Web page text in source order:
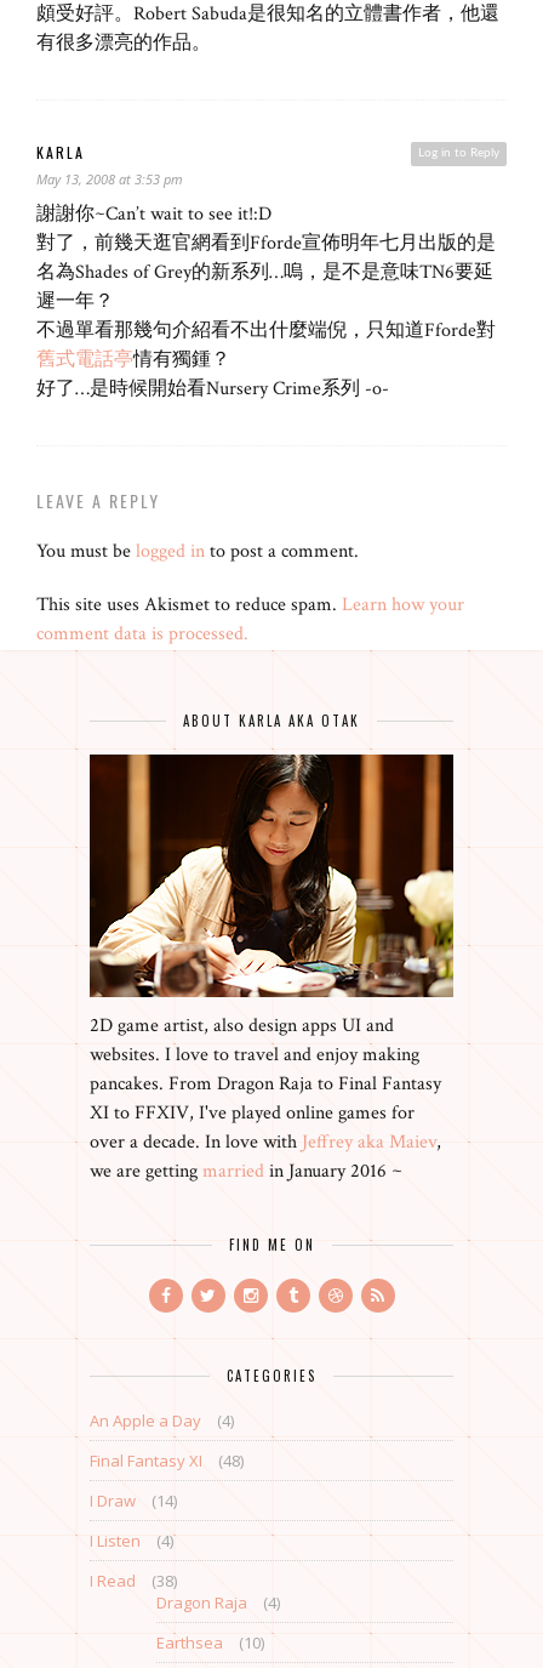
頗受好評。Robert Sabuda是很知名的立體書作者，他還
有很多漂亮的作品。
Log in to Reply
KARLA
May 13, 2008 at 3:53 pm
謝謝你~Can’t wait to see it!:D
對了，前幾天逛官網看到Fforde宣佈明年七月出版的是
名為Shades of Grey的新系列…嗚，是不是意味TN6要延
遲一年？
不過單看那幾句介紹看不出什麼端倪，只知道Fforde對
舊式電話亭情有獨鍾？
好了…是時候開始看Nursery Crime系列 -o-
LEAVE A REPLY
You must belogged into post a comment.
This site uses Akismet to reduce spam. Learn how your
comment data is processed.
ABOUT KARLA AKA OTAK
2D game artist, also design apps UI and
websites. I love to travel and enjoy making
pancakes. From Dragon Raja to Final Fantasy
XI to FFXIV, I've played online games for
over a decade. In love with Jeffrey aka Maiev,
we are gettingmarriedin January 2016 ~
FIND ME ON
CATEGORIES
An Apple a Day
(4)
Final Fantasy XI
(48)
I Draw
(14)
I Listen
(4)
I Read
(38)
Dragon Raja
(4)
Earthsea
(10)